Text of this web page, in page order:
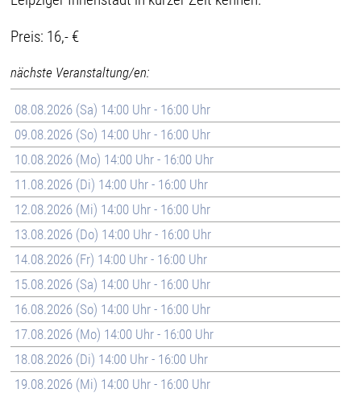
Preis: 16,- €
nächste Veranstaltung/en:
08.08.2026 (Sa) 14:00 Uhr - 16:00 Uhr
09.08.2026 (So) 14:00 Uhr - 16:00 Uhr
10.08.2026 (Mo) 14:00 Uhr - 16:00 Uhr
11.08.2026 (Di) 14:00 Uhr - 16:00 Uhr
12.08.2026 (Mi) 14:00 Uhr - 16:00 Uhr
13.08.2026 (Do) 14:00 Uhr - 16:00 Uhr
14.08.2026 (Fr) 14:00 Uhr - 16:00 Uhr
15.08.2026 (Sa) 14:00 Uhr - 16:00 Uhr
16.08.2026 (So) 14:00 Uhr - 16:00 Uhr
17.08.2026 (Mo) 14:00 Uhr - 16:00 Uhr
18.08.2026 (Di) 14:00 Uhr - 16:00 Uhr
19.08.2026 (Mi) 14:00 Uhr - 16:00 Uhr